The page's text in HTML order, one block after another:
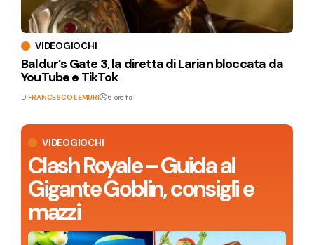
VIDEOGIOCHI
Clash Royale – Guida al
Gigante Goblin, consigli e
mazzi
VIDEOGIOCHI
Baldur’s Gate 3, la diretta di Larian bloccata da
YouTube e TikTok
DiFRANCESCO LEMURI 16 ore fa